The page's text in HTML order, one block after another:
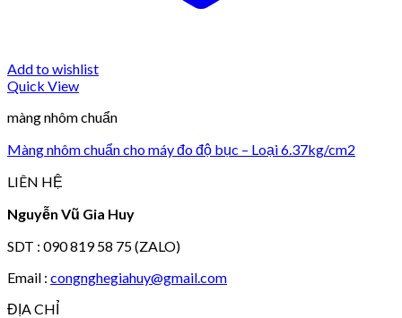
Add to wishlist
Quick View
màng nhôm chuẩn
Màng nhôm chuẩn cho máy đo độ bục – Loại 6.37kg/cm2
LIÊN HỆ
Nguyễn Vũ Gia Huy
SDT : 090 819 58 75 (ZALO)
Email : congnghegiahuy@gmail.com
ĐỊA CHỈ